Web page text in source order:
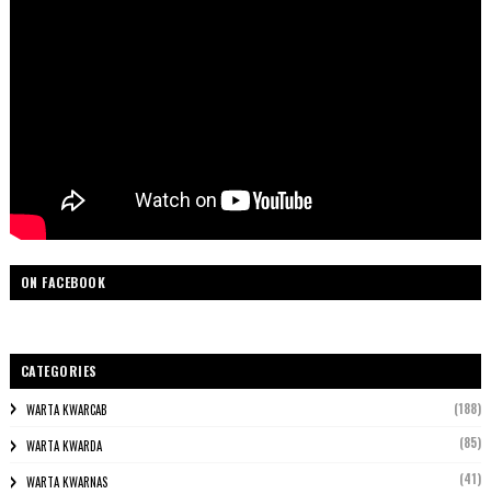
ON FACEBOOK
CATEGORIES
WARTA KWARCAB (188)
WARTA KWARDA (85)
WARTA KWARNAS (41)